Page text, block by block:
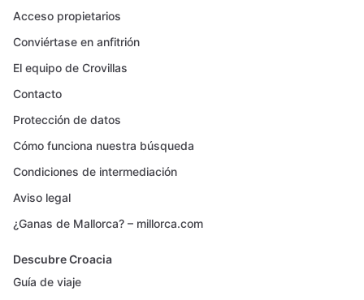
Acceso propietarios
Conviértase en anfitrión
El equipo de Crovillas
Contacto
Protección de datos
Cómo funciona nuestra búsqueda
Condiciones de intermediación
Aviso legal
¿Ganas de Mallorca? – millorca.com
Descubre Croacia
Guía de viaje